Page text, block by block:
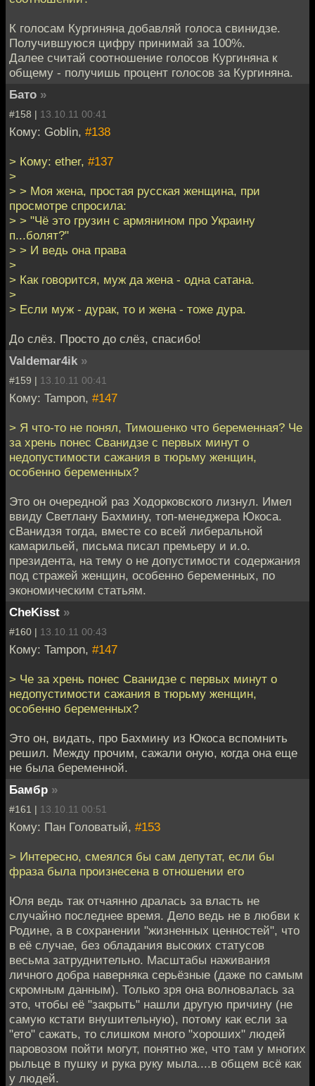
К голосам Кургиняна добавляй голоса свинидзе.
Получившуюся цифру принимай за 100%.
Далее считай соотношение голосов Кургиняна к
общему - получишь процент голосов за Кургиняна.
Бато »
#158 | 13.10.11 00:41
Кому: Goblin, #138
> Кому: ether, #137
>
> > Моя жена, простая русская женщина, при
просмотре спросила:
> > "Чё это грузин с армянином про Украину
п...болят?"
> > И ведь она права
>
> Как говорится, муж да жена - одна сатана.
>
> Если муж - дурак, то и жена - тоже дура.
До слёз. Просто до слёз, спасибо!
Valdemar4ik »
#159 | 13.10.11 00:41
Кому: Tampon, #147
> Я что-то не понял, Тимошенко что беременная? Че
за хрень понес Сванидзе с первых минут о
недопустимости сажания в тюрьму женщин,
особенно беременных?
Это он очередной раз Ходорковского лизнул. Имел
ввиду Светлану Бахмину, топ-менеджера Юкоса.
сВанидзя тогда, вместе со всей либеральной
камарильей, письма писал премьеру и и.о.
президента, на тему о не допустимости содержания
под стражей женщин, особенно беременных, по
экономическим статьям.
CheKisst »
#160 | 13.10.11 00:43
Кому: Tampon, #147
> Че за хрень понес Сванидзе с первых минут о
недопустимости сажания в тюрьму женщин,
особенно беременных?
Это он, видать, про Бахмину из Юкоса вспомнить
решил. Между прочим, сажали оную, когда она еще
не была беременной.
Бамбр »
#161 | 13.10.11 00:51
Кому: Пан Головатый, #153
> Интересно, смеялся бы сам депутат, если бы
фраза была произнесена в отношении его
Юля ведь так отчаянно дралась за власть не
случайно последнее время. Дело ведь не в любви к
Родине, а в сохранении "жизненных ценностей", что
в её случае, без обладания высоких статусов
весьма затруднительно. Масштабы наживания
личного добра наверняка серьёзные (даже по самым
скромным данным). Только зря она волновалась за
это, чтобы её "закрыть" нашли другую причину (не
самую кстати внушительную), потому как если за
"ето" сажать, то слишком много "хороших" людей
паровозом пойти могут, понятно же, что там у многих
рыльце в пушку и рука руку мыла....в общем всё как
у людей.